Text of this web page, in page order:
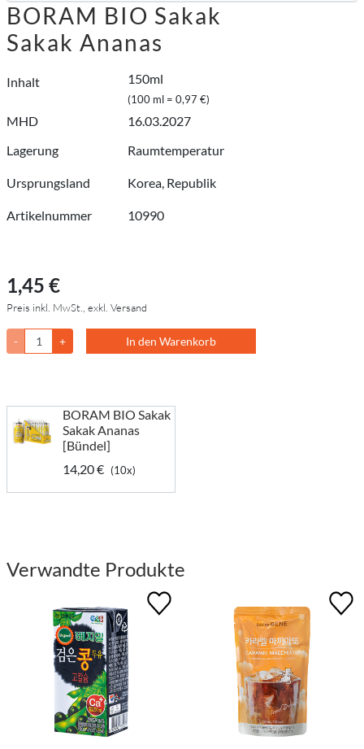
BORAM BIO Sakak
Sakak Ananas
Inhalt 150ml
(100 ml = 0,97 €)
MHD
16.03.2027
Lagerung
Raumtemperatur
Ursprungsland Korea, Republik
Artikelnummer 10990
1,45 €
Preis inkl. MwSt., exkl. Versand
- + In den Warenkorb
BORAM BIO Sakak
Sakak Ananas
[Bündel]
14,20 € (10x)
Verwandte Produkte